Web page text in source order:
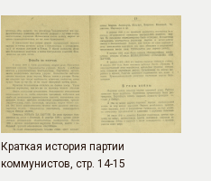
Краткая история партии
коммунистов, стр. 14-15